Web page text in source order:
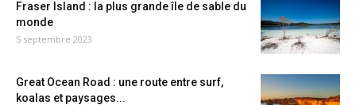
Fraser Island : la plus grande île de sable du
monde
5 septembre 2023
Great Ocean Road : une route entre surf,
koalas et paysages...